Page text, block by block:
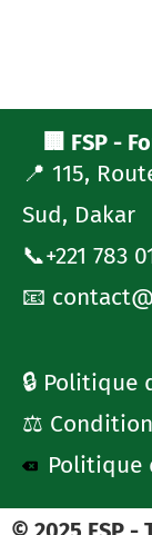
🏢 FSP -
📍 115,
Sud, Dakar
📞+221 783
📧
🔒
⚖️
Politique